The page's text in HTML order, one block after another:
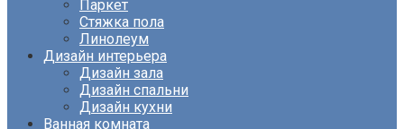
Паркет
Стяжка пола
Линолеум
Дизайн интерьера
Дизайн зала
Дизайн спальни
Дизайн кухни
Ванная комната